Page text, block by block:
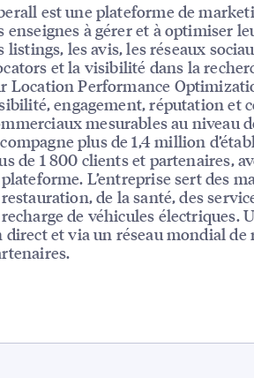
est une plateforme de
enseignes à gérer et à optimiser
listings, les avis, les réseaux
et la visibilité dans la
Location Performance
engagement, réputation et
mesurables au niveau
plus de 1,4 million
de 1 800 clients et partenaires,
L’entreprise sert des
de la santé, des
de véhicules électriques.
direct et via un réseau mondial de